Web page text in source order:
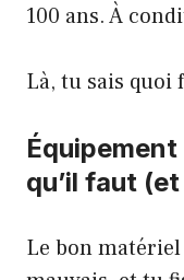
100 ans. À
Là, tu sais quoi
qu’il faut
Le bon